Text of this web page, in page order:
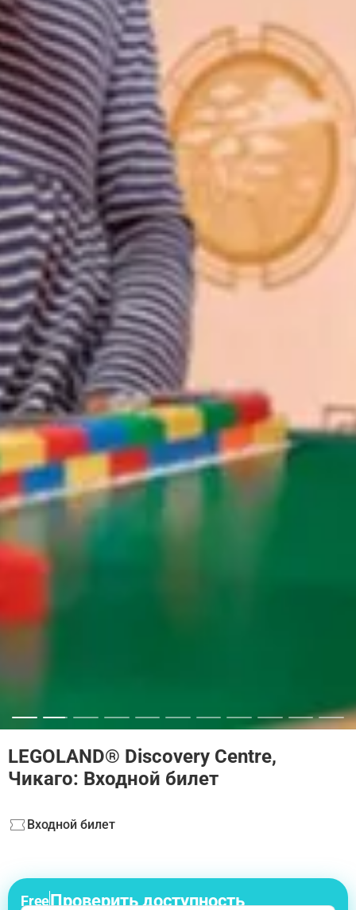
LEGOLAND® Discovery Centre,
Чикаго: Входной билет
Входной билет
FreeПроверить доступность